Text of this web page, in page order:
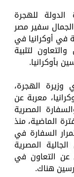
للهجرة
سفير مصر
في أوكرانيا في
لتلبية
بأوكرانيا.
الهجرة،
معربة عن
المصرية
الماضية، منذ
السفارة في
المصرية
عن التعاون في
هناك.